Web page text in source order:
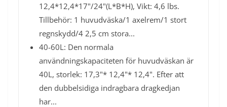
12,4*12,4*17"/24"(L*B*H), Vikt: 4,6 lbs.
Tillbehör: 1 huvudväska/1 axelrem/1 stort
regnskydd/4 2,5 cm stora...
40-60L: Den normala
användningskapaciteten för huvudväskan är
40L, storlek: 17,3"* 12,4"* 12,4". Efter att
den dubbelsidiga indragbara dragkedjan
har...